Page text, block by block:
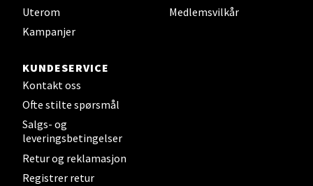
Uterom
Kampanjer
Medlemsvilkår
KUNDESERVICE
Kontakt oss
Ofte stilte spørsmål
Salgs- og
leveringsbetingelser
Retur og reklamasjon
Registrer retur
0 i butikk
Bergen - Thon Senter Sartor
Sartorvegen 12, 5353 Straume
Åpent i dag 10-21